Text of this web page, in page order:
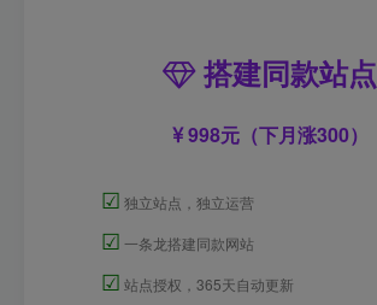
搭建同款站点
998元（下月涨300）
☑ 独立站点，独立运营
☑ 一条龙搭建同款网站
☑ 站点授权，365天自动更新